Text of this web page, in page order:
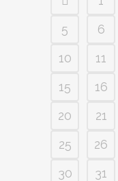
5
6
10
11
15
16
20
21
25
26
30
31